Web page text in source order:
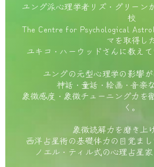
ユング派心理学者リズ・グリーン
校
The Centre for Psychological
マを取得し
ユキコ・ハーウッドさんに教えて
ユングの元型心理学の影響
神話・童話・絵画・音楽
象徴感度・象徴チューニング力を
く。
象徴読解力を磨き上
西洋占星術の基礎体力の目覚ま
ノエル・ティル式の心理占星家